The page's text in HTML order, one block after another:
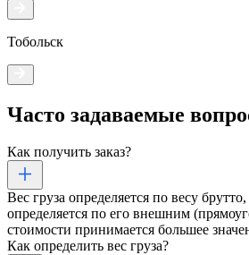
Тобольск
Часто задаваемые
Как получить заказ?
Вес груза определяется по весу
определяется по его внешним
стоимости принимается большее
Как определить вес груза?